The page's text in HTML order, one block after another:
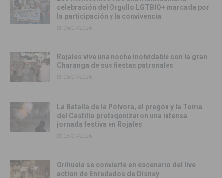
celebración del Orgullo LGTBIQ+ marcada por
la participación y la convivencia
06/07/2026
Rojales vive una noche inolvidable con la gran
Charanga de sus fiestas patronales
05/07/2026
La Batalla de la Pólvora, el pregón y la Toma
del Castillo protagonizaron una intensa
jornada festiva en Rojales
03/07/2026
Orihuela se convierte en escenario del live
action de Enredados de Disney